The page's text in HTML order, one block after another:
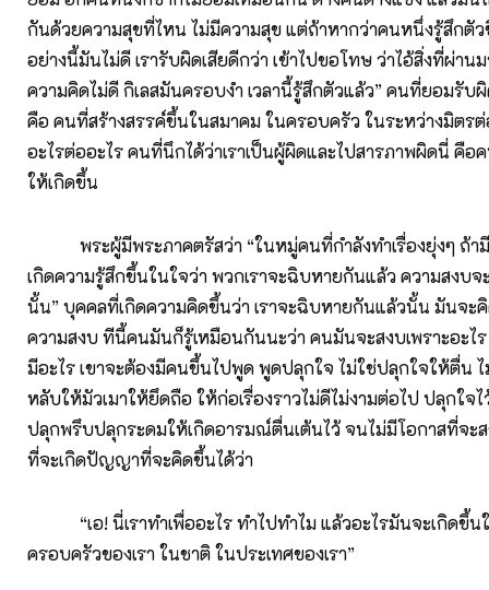
กันด้วยความสุขที่ไหน ไม่มีความสุข แต่ถ้าหากว่าคนหนึ่งรู้สึกตัว
อย่างนี้มันไม่ดี เรารับผิดเสียดีกว่า เข้าไปขอโทษ ว่าไอ้สิ่งที่ผ่าน
ความคิดไม่ดี กิเลสมันครอบงำ เวลานี้รู้สึกตัวแล้ว” คนที่ยอมรั
คือ คนที่สร้างสรรค์ขึ้นในสมาคม ในครอบครัว ในระหว่างมิตร
อะไรต่ออะไร คนที่นึกได้ว่าเราเป็นผู้ผิดและไปสารภาพผิดนี่ คือ
ให้เกิดขึ้น
พระผู้มีพระภาคตรัสว่า “ในหมู่คนที่กำลังทำเรื่องยุ่งๆ ถ้า
เกิดความรู้สึกขึ้นในใจว่า พวกเราจะฉิบหายกันแล้ว ความสงบจ
นั้น” บุคคลที่เกิดความคิดขึ้นว่า เราจะฉิบหายกันแล้วนั้น มันจะ
ความสงบ ทีนี้คนมันก็รู้เหมือนกันนะว่า คนมันจะสงบเพราะอะไร
มีอะไร เขาจะต้องมีคนขึ้นไปพูด พูดปลุกใจ ไม่ใช่ปลุกใจให้ตื่น
หลับให้มัวเมาให้ยึดถือ ให้ก่อเรื่องราวไม่ดีไม่งามต่อไป ปลุกใจไ
ปลุกพรึบปลุกระดมให้เกิดอารมณ์ตื่นเต้นไว้ จนไม่มีโอกาสที่จะ
ที่จะเกิดปัญญาที่จะคิดขึ้นได้ว่า
“เอ! นี่เราทำเพื่ออะไร ทำไปทำไม แล้วอะไรมันจะเกิดขึ้น
ครอบครัวของเรา ในชาติ ในประเทศของเรา”